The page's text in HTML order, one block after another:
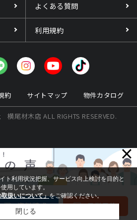
よくある質問
利用規約
約 サイトマップ 物件カタログ
横尾材木店 ALL RIGHTS RESERVED.
×
ト利用状況把握、サービス向上検討を目的と
用しています。
扱いについて」をご確認ください。
閉じる